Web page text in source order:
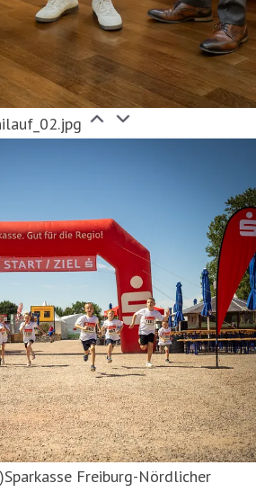
Freiburg-Nördlicher